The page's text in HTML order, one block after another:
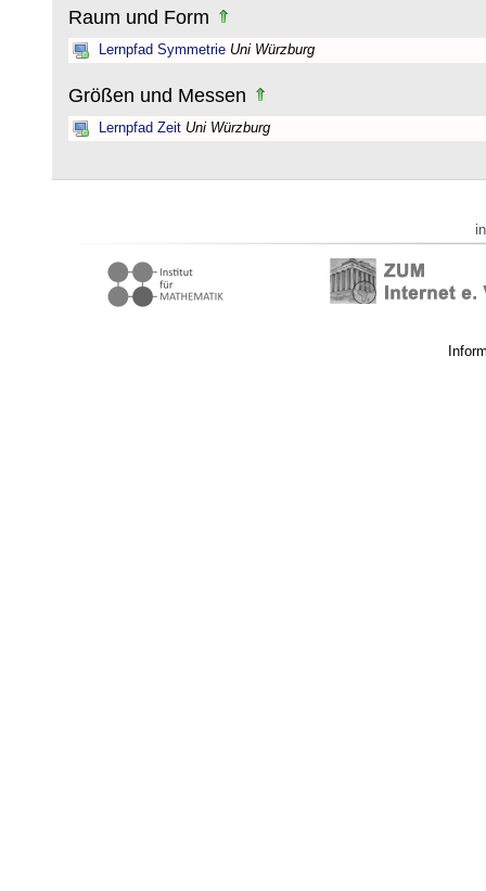
Raum und Form
Lernpfad Symmetrie Uni Würzburg
Größen und Messen
Lernpfad Zeit Uni Würzburg